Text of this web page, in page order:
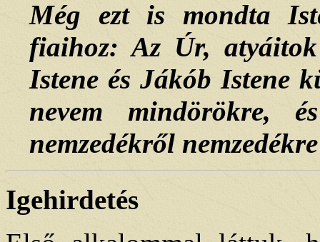
Még ezt is mondta
fiaihoz: Az Úr,
Istene és Jákób Istene
nevem mindörökre,
nemzedékről
Igehirdetés